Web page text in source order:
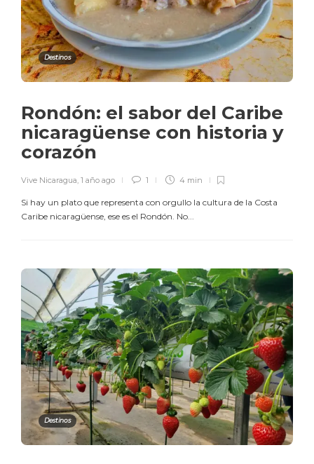
Destinos
Rondón: el sabor del Caribe
nicaragüense con historia y
corazón
Vive Nicaragua 1 año ago 1 4 min
Si hay un plato que representa con orgullo la cultura de la Costa
Caribe nicaragüense, ese es el Rondón. No...
Destinos